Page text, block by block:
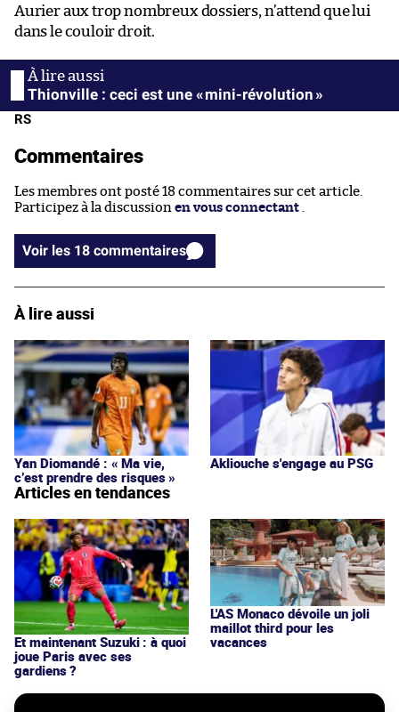
Aurier aux trop nombreux dossiers, n’attend que lui
dans le couloir droit.
Thionville : ceci est une « mini-révolution »
RS
Commentaires
Les membres ont posté 18 commentaires sur cet article.
Participez à la discussion en vous connectant .
Voir les 18 commentaires
À lire aussi
Yan Diomandé : « Ma vie,
c’est prendre des risques »
Akliouche s'engage au PSG
Articles en tendances
Et maintenant Suzuki : à quoi
joue Paris avec ses
gardiens ?
L'AS Monaco dévoile un joli
maillot third pour les
vacances